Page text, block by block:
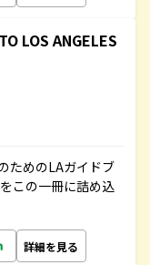
LOS ANGELES
ためのLAガイドブ
この一冊に詰め込
詳細を見る